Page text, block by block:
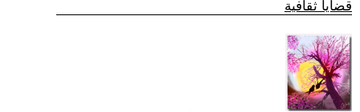
قضايا ثقافية